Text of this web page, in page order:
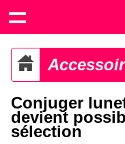
Conjuger
devient
sélection